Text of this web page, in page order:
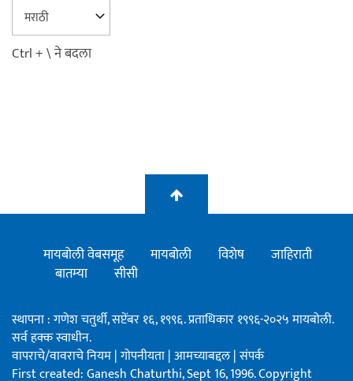
Ctrl + \ ने बदला
मायबोली वेबसमूह मायबोली विशेष
जाहिराती
बातम्या
सीसी
स्थापना : गणेश चतुर्थी, सप्टेंबर १६, १९९६. प्रताधिकार १९९६-२०२५ मायबोली.
सर्व हक्क स्वाधीन.
वापराचे/वावराचे नियम|गोपनीयता|आमच्याबद्दल|संपर्क
First created: Ganesh Chaturthi, Sept 16, 1996. Copyright